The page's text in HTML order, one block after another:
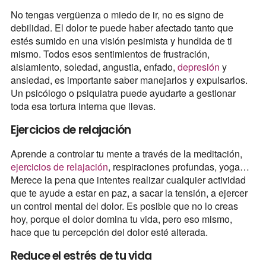
No tengas vergüenza o miedo de ir, no es signo de
debilidad. El dolor te puede haber afectado tanto que
estés sumido en una visión pesimista y hundida de ti
mismo. Todos esos sentimientos de frustración,
aislamiento, soledad, angustia, enfado, depresión y
ansiedad, es importante saber manejarlos y expulsarlos.
Un psicólogo o psiquiatra puede ayudarte a gestionar
toda esa tortura interna que llevas.
Ejercicios de relajación
Aprende a controlar tu mente a través de la meditación,
ejercicios de relajación, respiraciones profundas, yoga…
Merece la pena que intentes realizar cualquier actividad
que te ayude a estar en paz, a sacar la tensión, a ejercer
un control mental del dolor. Es posible que no lo creas
hoy, porque el dolor domina tu vida, pero eso mismo,
hace que tu percepción del dolor esté alterada.
Reduce el estrés de tu vida